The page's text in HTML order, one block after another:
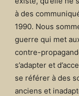
à des
1990. Nous
guerre qui met
contre-
s’adapter et
se référer à des
anciens et